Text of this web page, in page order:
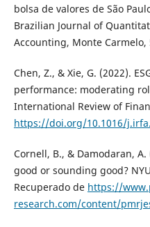
bolsa de valores de São
Brazilian Journal of
Accounting, Monte Carmelo,
Chen, Z., & Xie, G. (2022).
performance: moderating
International Review of
https://doi.org/10.1016/
Cornell, B., & Damodaran, A.
good or sounding good?
Recuperado de https://
research.com/content/